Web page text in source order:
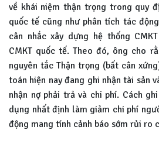
về khái niệm thận trọng trong quy
quốc tế cũng như phân tích tác
cân nhắc xây dựng hệ thống
CMKT quốc tế. Theo đó, ông cho
nguyên tắc Thận trọng (bất cân
toán hiện nay đang ghi nhận tài sản
nhận nợ phải trả và chi phí. Cách
dụng nhất định làm giảm chi phí
động mang tính cảnh báo sớm rủi ro